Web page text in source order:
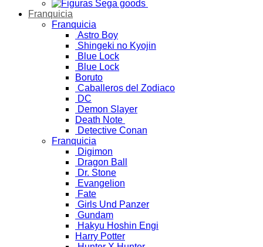
Franquicia
Franquicia
Astro Boy
Shingeki no Kyojin
Blue Lock
Blue Lock
Boruto
Caballeros del Zodiaco
DC
Demon Slayer
Death Note
Detective Conan
Franquicia
Digimon
Dragon Ball
Dr. Stone
Evangelion
Fate
Girls Und Panzer
Gundam
Hakyu Hoshin Engi
Harry Potter